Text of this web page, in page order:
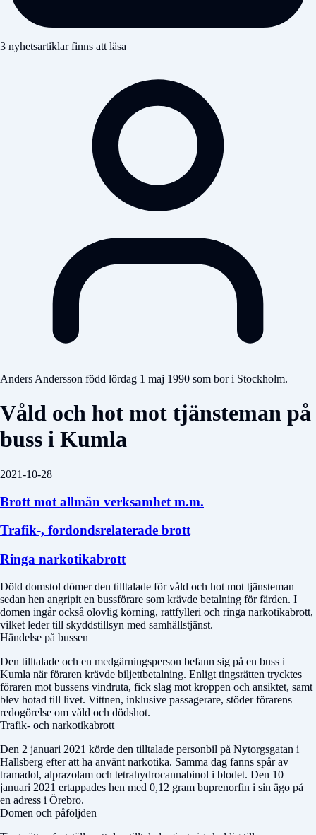
3 nyhetsartiklar finns att läsa
Anders Andersson född lördag 1 maj 1990 som bor i Stockholm.
Våld och hot mot tjänsteman på
buss i Kumla
2021-10-28
Brott mot allmän verksamhet m.m.
Trafik-, fordondsrelaterade brott
Ringa narkotikabrott
Döld domstol dömer den tilltalade för våld och hot mot tjänsteman
sedan hen angripit en bussförare som krävde betalning för färden. I
domen ingår också olovlig körning, rattfylleri och ringa narkotikabrott,
vilket leder till skyddstillsyn med samhällstjänst.
Händelse på bussen
Den tilltalade och en medgärningsperson befann sig på en buss i
Kumla när föraren krävde biljettbetalning. Enligt tingsrätten trycktes
föraren mot bussens vindruta, fick slag mot kroppen och ansiktet, samt
blev hotad till livet. Vittnen, inklusive passagerare, stöder förarens
redogörelse om våld och dödshot.
Trafik- och narkotikabrott
Den 2 januari 2021 körde den tilltalade personbil på Nytorgsgatan i
Hallsberg efter att ha använt narkotika. Samma dag fanns spår av
tramadol, alprazolam och tetrahydrocannabinol i blodet. Den 10
januari 2021 ertappades hen med 0,12 gram buprenorfin i sin ägo på
en adress i Örebro.
Domen och påföljden